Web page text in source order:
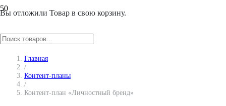
Вы отложили Товар в свою корзину.
Главная
/
Контент-планы
/
Контент-план «Личностный бренд»